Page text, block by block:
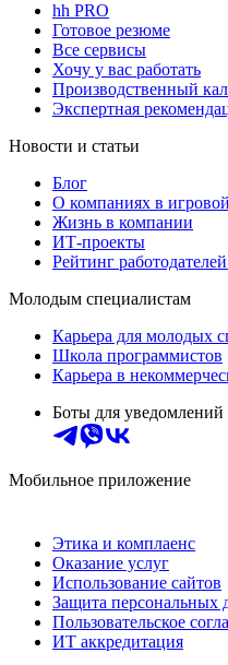
hh PRO
Готовое резюме
Все сервисы
Хочу у вас работать
Производственный
Экспертная
Новости и статьи
Блог
О компаниях в
Жизнь в компании
ИТ-проекты
Рейтинг
Молодым специалистам
Карьера для молодых
Школа программистов
Карьера в
Боты для уведомлений
Мобильное приложение
Этика и комплаенс
Оказание услуг
Использование сайтов
Защита персональных
Пользовательское
ИТ аккредитация